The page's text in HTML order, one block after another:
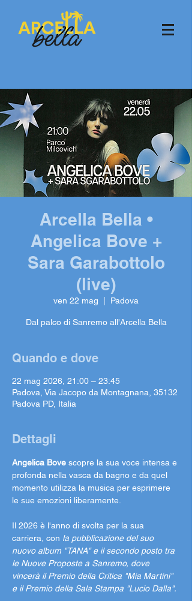
Arcella Bella •
Angelica Bove +
Sara Garabottolo
(live)
ven 22 mag Padova
Dal palco di Sanremo all'Arcella Bella
Quando e dove
22 mag 2026, 21:00 – 23:45
Padova, Via Jacopo da Montagnana, 35132
Padova PD, Italia
Dettagli
Angelica Bove scopre la sua voce intensa e
profonda nella vasca da bagno e da quel
momento utilizza la musica per esprimere
le sue emozioni liberamente.
Il 2026 è l'anno di svolta per la sua
carriera, con la pubblicazione del suo
nuovo album "TANA" e il secondo posto tra
le Nuove Proposte a Sanremo, dove
vincerà il Premio della Critica "Mia Martini"
e il Premio della Sala Stampa "Lucio Dalla".